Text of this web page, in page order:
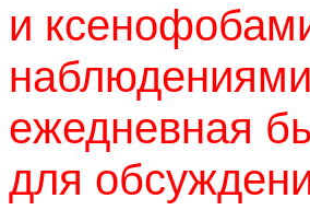
и
ежедневная
для